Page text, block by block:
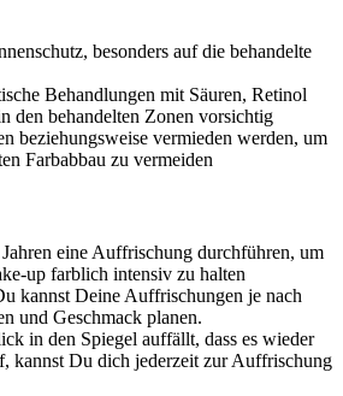
besonders auf die behandelte
Behandlungen mit Säuren, Retinol
den behandelten Zonen vorsichtig
beziehungsweise vermieden werden, um
Farbabbau zu vermeiden
eine Auffrischung durchführen, um
up farblich intensiv zu halten
kannst Deine Auffrischungen je nach
und Geschmack planen.
in den Spiegel auffällt, dass es wieder
kannst Du dich jederzeit zur Auffrischung